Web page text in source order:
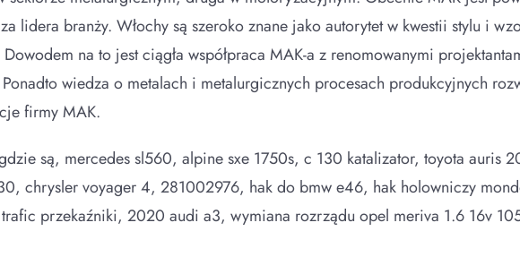
lidera branży. Włochy są szeroko znane jako autorytet w kwestii stylu i
na to jest ciągła współpraca MAK-a z renomowanymi
wiedza o metalach i metalurgicznych procesach produkcyjnych
firmy MAK.
są, mercedes sl560, alpine sxe 1750s, c 130 katalizator, toyota auris
chrysler voyager 4, 281002976, hak do bmw e46, hak holowniczy
przekaźniki, 2020 audi a3, wymiana rozrządu opel meriva 1.6 16v